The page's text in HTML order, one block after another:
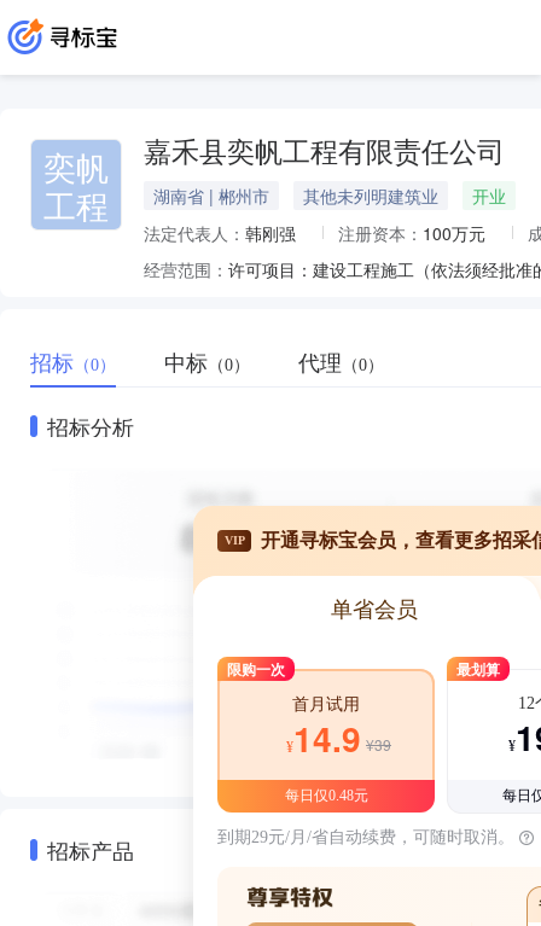
奕帆
工程
嘉禾县奕帆工程有限责任公司
湖南省 | 郴州市 其他未列明建筑业
开业
法定代表人： 韩刚强 注册资本： 100万元
经营范围：
招标 （0） 中标 （0） 代理 （0）
招标分析
招标产品
VIP 开通寻标宝会员，查看更多招采
单省会员
限购一次
首月试用
¥14.9 ¥39
每日仅0.48元
最划算
12
¥
每日
到期29元/月/省自动续费，可随时取消。